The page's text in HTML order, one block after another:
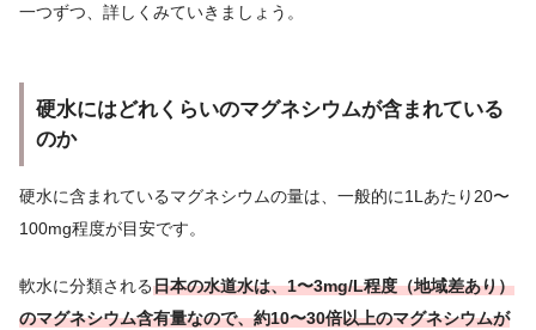
一つずつ、詳しくみていきましょう。
硬水にはどれくらいのマグネシウムが含まれている
のか
硬水に含まれているマグネシウムの量は、一般的に1Lあたり20〜
100mg程度が目安です。
軟水に分類される日本の水道水は、1〜3mg/L程度（地域差あり）
のマグネシウム含有量なので、約10〜30倍以上のマグネシウムが